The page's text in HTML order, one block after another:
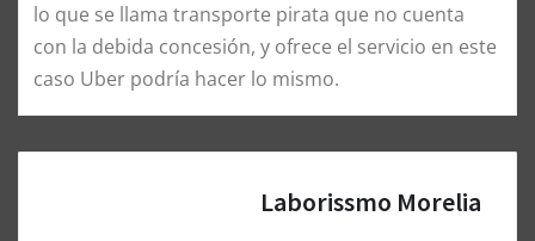
lo que se llama transporte pirata que no cuenta
con la debida concesión, y ofrece el servicio en este
caso Uber podría hacer lo mismo.
Laborissmo Morelia